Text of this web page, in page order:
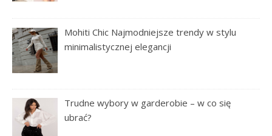
Mohiti Chic Najmodniejsze trendy w stylu
minimalistycznej elegancji
Trudne wybory w garderobie – w co się
ubrać?